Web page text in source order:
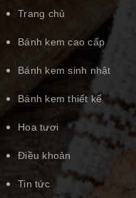
Trang chủ
Bánh kem cao cấp
Bánh kem sinh nhật
Bánh kem thiết kế
Hoa tươi
Điều khoản
Tin tức